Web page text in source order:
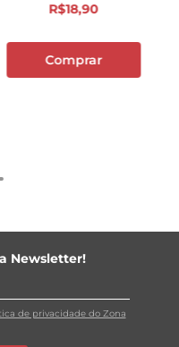
R$18,90
Comprar
Newsletter!
de privacidade do Zona